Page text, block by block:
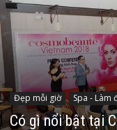
Đẹp mỗi giờ Spa - Làm
Có gì nổi bật tại